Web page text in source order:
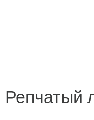
Репчатый